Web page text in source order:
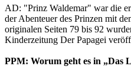
AD: "Prinz Waldemar" war die
der Abenteuer des Prinzen mit
originalen Seiten 79 bis 92
Kinderzeitung Der Papagei
PPM: Worum geht es in „Das